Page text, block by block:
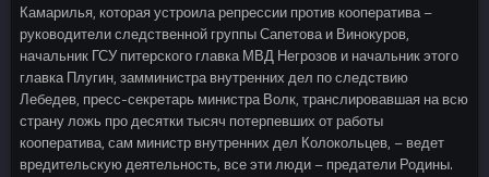
Камарилья, которая устроила репрессии против кооператива –
руководители следственной группы Сапетова и Винокуров,
начальник ГСУ питерского главка МВД Негрозов и начальник этого
главка Плугин, замминистра внутренних дел по следствию
Лебедев, пресс-секретарь министра Волк, транслировавшая на всю
страну ложь про десятки тысяч потерпевших от работы
кооператива, сам министр внутренних дел Колокольцев, – ведет
вредительскую деятельность, все эти люди – предатели Родины.